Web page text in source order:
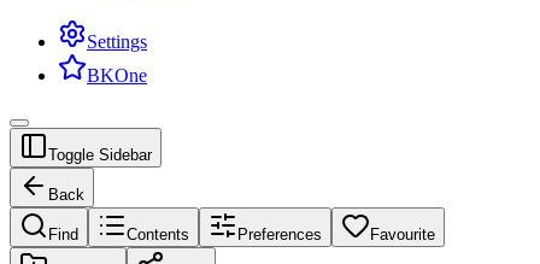
Settings
BKOne
Toggle Sidebar
Back
Find Contents Preferences Favourite